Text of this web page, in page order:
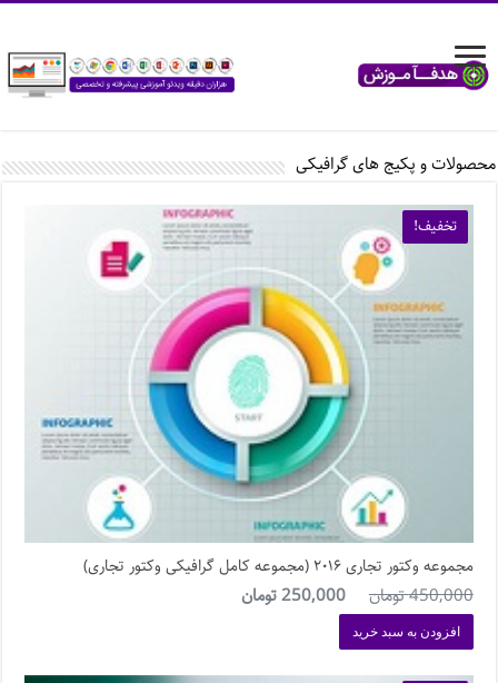
محصولات و پکیج های گرافیکی
تخفیف!
مجموعه وکتور تجاری ۲۰۱۶ (مجموعه کامل گرافیکی وکتور تجاری)
450,000تومان 250,000تومان
افزودن به سبد خرید